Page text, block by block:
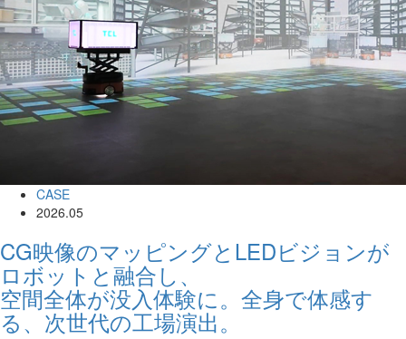
CASE
2026.05
CG映像のマッピングとLEDビジョンが
ロボットと融合し、
空間全体が没入体験に。全身で体感す
る、次世代の工場演出。